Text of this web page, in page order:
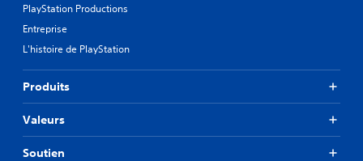
PlayStation Productions
Entreprise
L'histoire de PlayStation
Produits
Valeurs
Soutien